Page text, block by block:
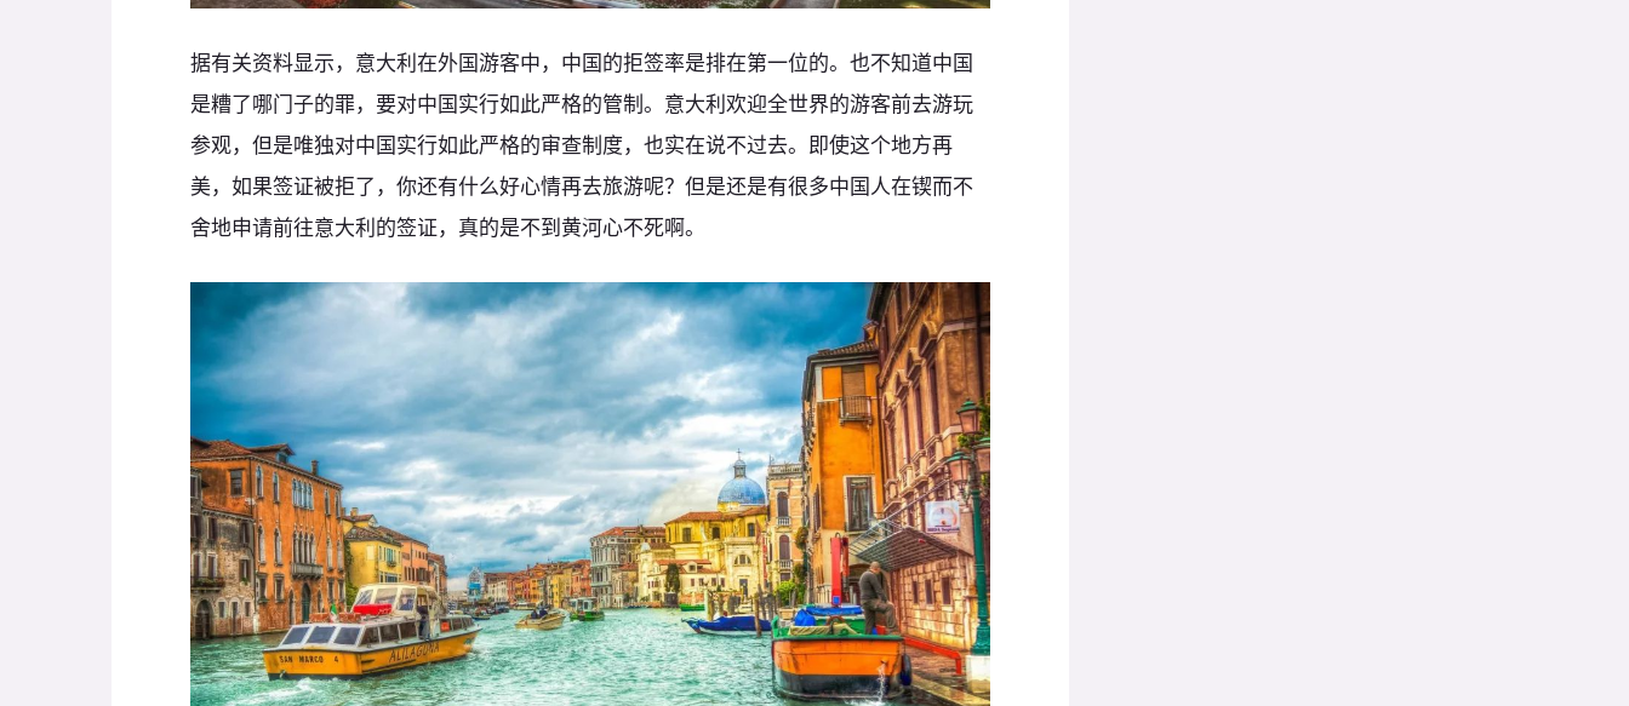
据有关资料显示，意大利在外国游客中，中国的拒签率是排在第一位的。也不知道中国
是糟了哪门子的罪，要对中国实行如此严格的管制。意大利欢迎全世界的游客前去游玩
参观，但是唯独对中国实行如此严格的审查制度，也实在说不过去。即使这个地方再
美，如果签证被拒了，你还有什么好心情再去旅游呢？但是还是有很多中国人在锲而不
舍地申请前往意大利的签证，真的是不到黄河心不死啊。